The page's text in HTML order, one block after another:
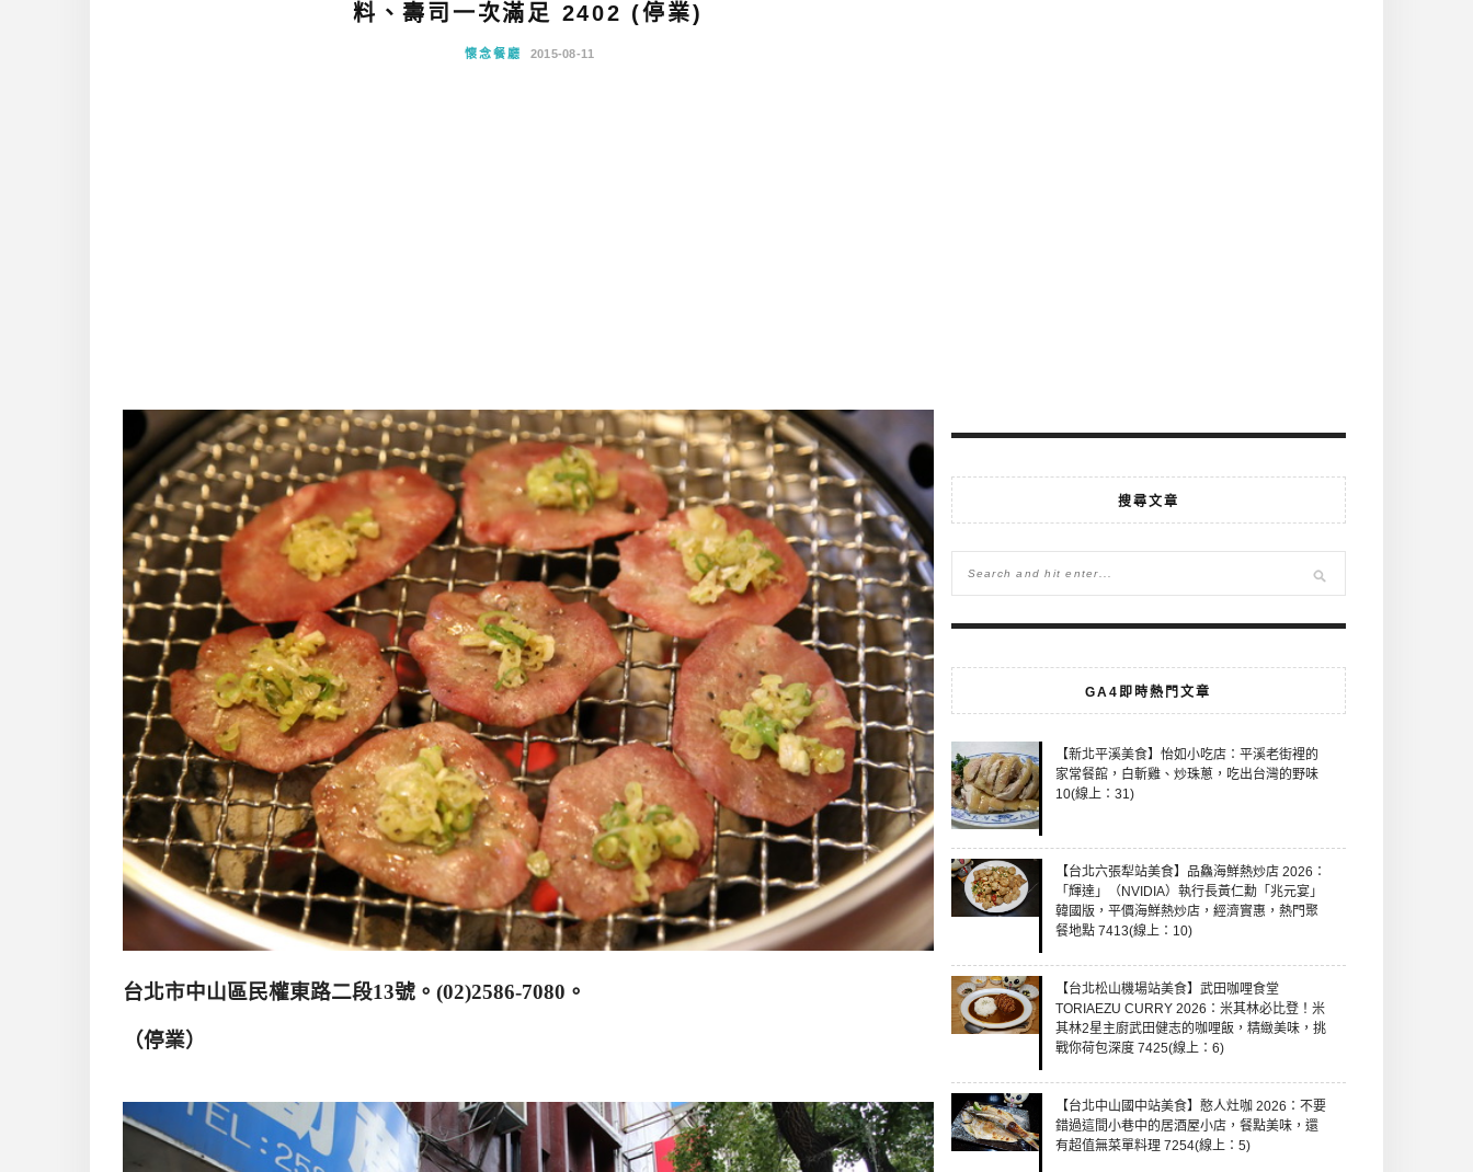
料、壽司一次滿足 2402 (停業)
懷念餐廳 2015-08-11
台北市中山區民權東路二段13號。(02)2586-7080。
（停業）
搜尋文章
GA4即時熱門文章
【新北平溪美食】怡如小吃店：平溪老街裡的
家常餐館，白斬雞、炒珠蔥，吃出台灣的野味
10(線上：31)
【台北六張犁站美食】品鱻海鮮熱炒店 2026：
「輝達」（NVIDIA）執行長黃仁勳「兆元宴」
韓國版，平價海鮮熱炒店，經濟實惠，熱門聚
餐地點 7413(線上：10)
【台北松山機場站美食】武田咖哩食堂
TORIAEZU CURRY 2026：米其林必比登！米
其林2星主廚武田健志的咖哩飯，精緻美味，挑
戰你荷包深度 7425(線上：6)
【台北中山國中站美食】憨人灶咖 2026：不要
錯過這間小巷中的居酒屋小店，餐點美味，還
有超值無菜單料理 7254(線上：5)